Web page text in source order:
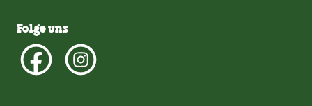
Folge uns